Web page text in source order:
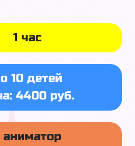
1 час
10 детей
4400 руб.
аниматор